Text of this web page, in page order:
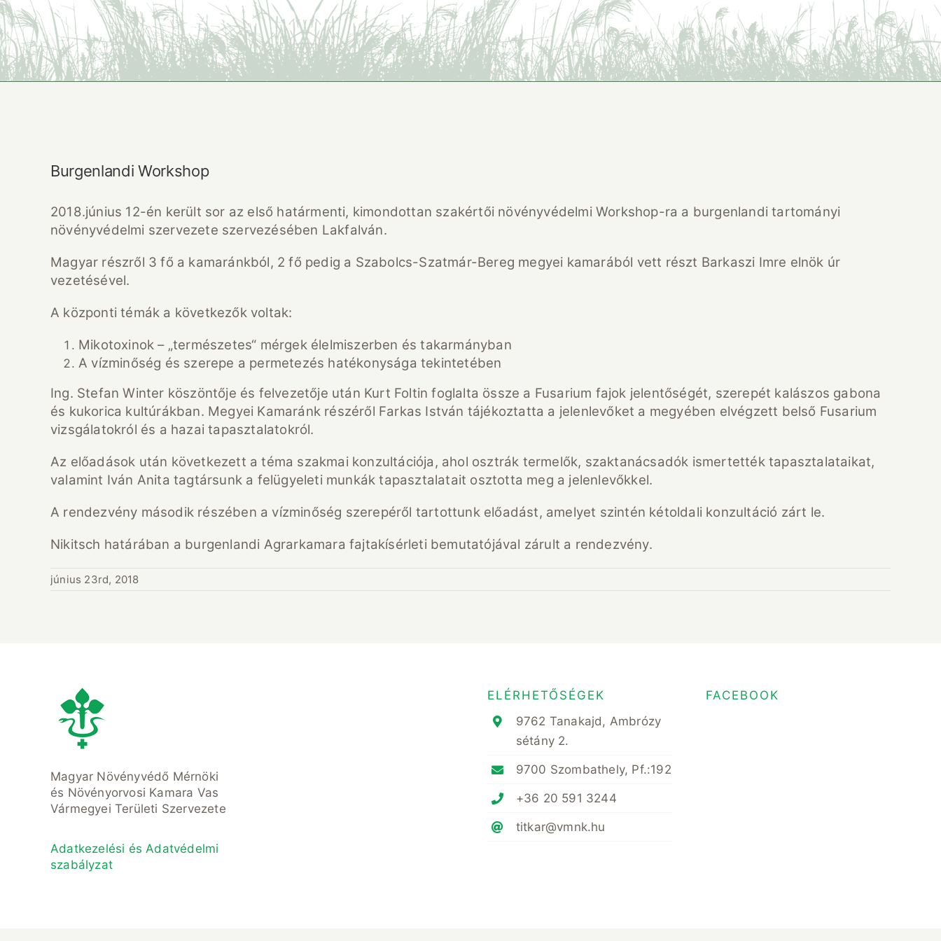
Burgenlandi Workshop
2018.június 12-én került sor az első határmenti, kimondottan szakértői növényvédelmi Workshop-ra a burgenlandi tartományi
növényvédelmi szervezete szervezésében Lakfalván.
Magyar részről 3 fő a kamaránkból, 2 fő pedig a Szabolcs-Szatmár-Bereg megyei kamarából vett részt Barkaszi Imre elnök úr
vezetésével.
A központi témák a következők voltak:
Mikotoxinok – „természetes“ mérgek élelmiszerben és takarmányban
A vízminőség és szerepe a permetezés hatékonysága tekintetében
Ing. Stefan Winter köszöntője és felvezetője után Kurt Foltin foglalta össze a Fusarium fajok jelentőségét, szerepét kalászos gabona
és kukorica kultúrákban. Megyei Kamaránk részéről Farkas István tájékoztatta a jelenlevőket a megyében elvégzett belső Fusarium
vizsgálatokról és a hazai tapasztalatokról.
Az előadások után következett a téma szakmai konzultációja, ahol osztrák termelők, szaktanácsadók ismertették tapasztalataikat,
valamint Iván Anita tagtársunk a felügyeleti munkák tapasztalatait osztotta meg a jelenlevőkkel.
A rendezvény második részében a vízminőség szerepéről tartottunk előadást, amelyet szintén kétoldali konzultáció zárt le.
Nikitsch határában a burgenlandi Agrarkamara fajtakísérleti bemutatójával zárult a rendezvény.
június 23rd, 2018
Magyar Növényvédő Mérnöki
és Növényorvosi Kamara Vas
Vármegyei Területi Szervezete
Adatkezelési és Adatvédelmi
szabályzat
ELÉRHETŐSÉGEK
9762 Tanakajd, Ambrózy
sétány 2.
9700 Szombathely, Pf.:192
+36 20 591 3244
titkar@vmnk.hu
FACEBOOK